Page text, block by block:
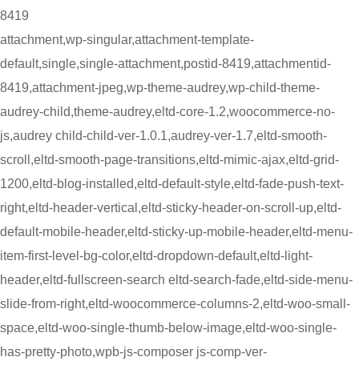
8419
attachment,wp-singular,attachment-template-
default,single,single-attachment,postid-8419,attachmentid-
8419,attachment-jpeg,wp-theme-audrey,wp-child-theme-
audrey-child,theme-audrey,eltd-core-1.2,woocommerce-no-
js,audrey child-child-ver-1.0.1,audrey-ver-1.7,eltd-smooth-
scroll,eltd-smooth-page-transitions,eltd-mimic-ajax,eltd-grid-
1200,eltd-blog-installed,eltd-default-style,eltd-fade-push-text-
right,eltd-header-vertical,eltd-sticky-header-on-scroll-up,eltd-
default-mobile-header,eltd-sticky-up-mobile-header,eltd-menu-
item-first-level-bg-color,eltd-dropdown-default,eltd-light-
header,eltd-fullscreen-search eltd-search-fade,eltd-side-menu-
slide-from-right,eltd-woocommerce-columns-2,eltd-woo-small-
space,eltd-woo-single-thumb-below-image,eltd-woo-single-
has-pretty-photo,wpb-js-composer js-comp-ver-